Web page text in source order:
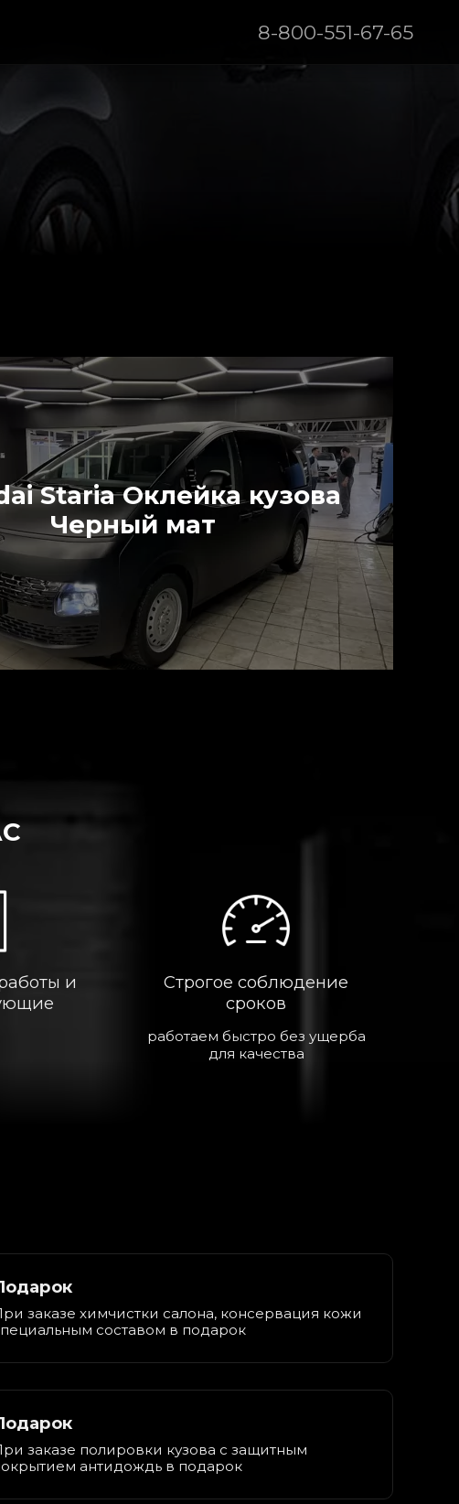
8-800-551-67-65
Staria Оклейка кузова
Черный мат
и
Строгое соблюдение
сроков
работаем быстро без ущерба
для качества
заказе химчистки салона, консервация кожи
составом в подарок
заказе полировки кузова с защитным
антидождь в подарок